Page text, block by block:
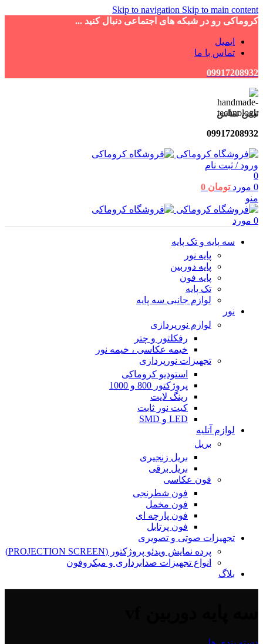
Skip to navigation Skip to main content
کروماکی رو در شبکه های اجتماعی دنبال کنید ...
ایمیل
تماس با ما
09917208932
تلفن تماس
09917208932
ورود / ثبت نام
0
0 مورد تومان
منو
0 مورد
سه پایه و تک پایه
پایه نور
پایه دوربین
پایه فون
تک پایه
لوازم جانبی سه پایه
نور
لوازم نورپردازی
رفکلتور و چتر
خیمه عکاسی ، خیمه نور
تجهیزات نورپردازی
استودیو کروماکی
پروژکتور 800 و 1000
رینگ لایت
کیت نور ثابت
LED و SMD
لوازم آتلیه
بریل
بریل زنجیری
بریل برقی
فون عکاسی
فون شطرنجی
فون مخمل
فون پارچه ای
فون پرتابل
تجهیزات صوتی و تصویری
پرده نمایش ویدئو پروژکتور (PROJECTION SCREEN)
انواع تجهیزات صدابرداری و میکروفون
بلاگ